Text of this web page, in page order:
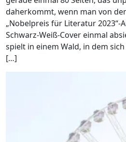
daherkommt, wenn man von
„Nobelpreis für Literatur 2023“-
Schwarz-Weiß-Cover einmal
spielt in einem Wald, in dem
[…]